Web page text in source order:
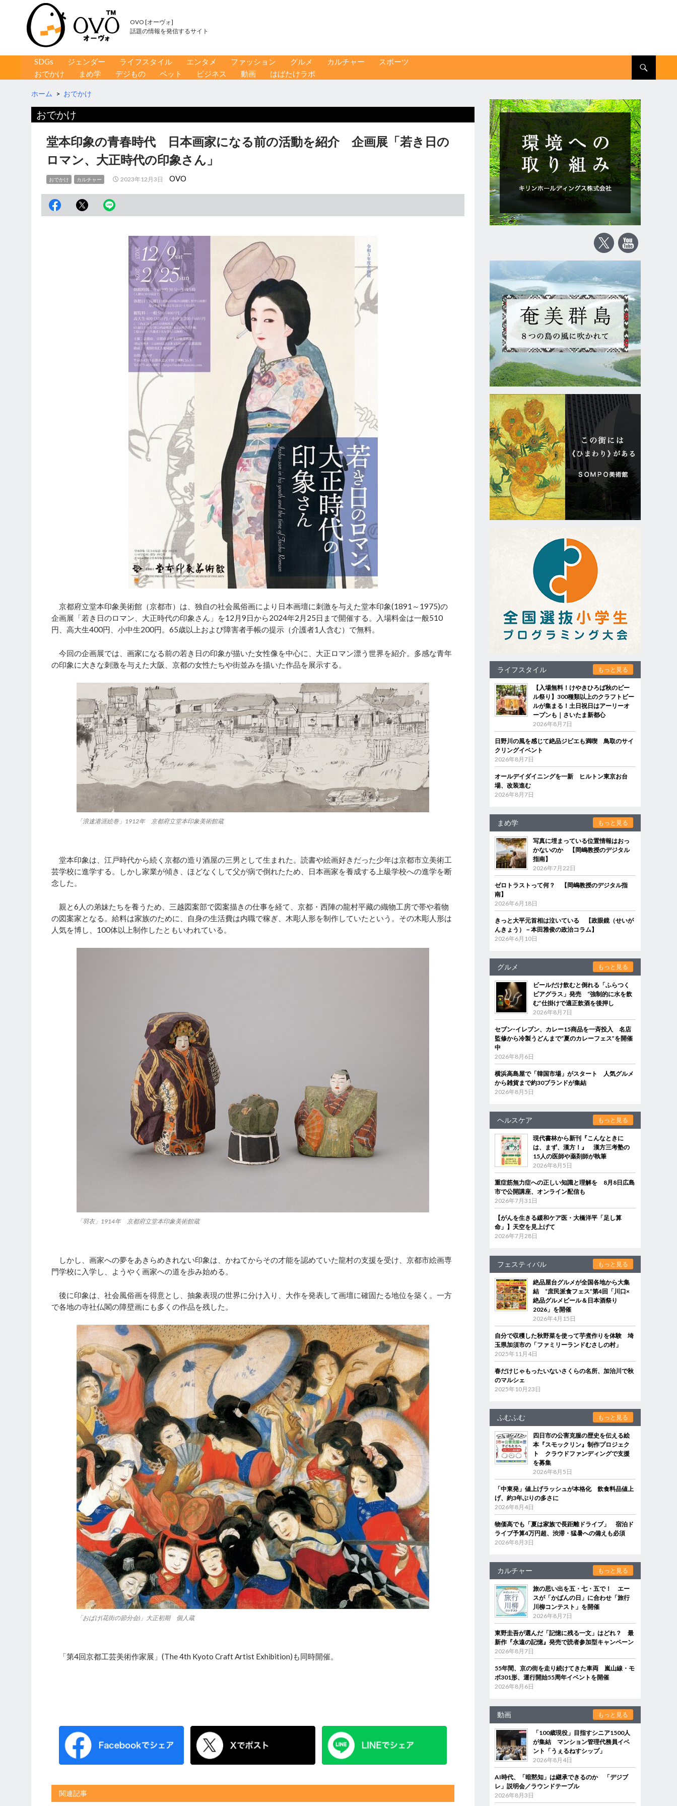
OVO [オーヴォ]
話題の情報を発信するサイト
コンテンツへ移動
SDGs ジェンダー ライフスタイル エンタメ ファッション グルメ カルチャー
スポーツ
おでかけ
まめ学 デジもの ペット ビジネス 動画 はばたけラボ
ホーム > おでかけ
おでかけ
堂本印象の青春時代 日本画家になる前の活動を紹介 企画展「若き日の
ロマン、大正時代の印象さん」
おでかけ カルチャー 2023年12月3日 OVO
京都府立堂本印象美術館（京都市）は、独自の社会風俗画により日本画壇に刺激を与えた堂本印象(1891～1975)の
企画展「若き日のロマン、大正時代の印象さん」を12月9日から2024年2月25日まで開催する。入場料金は一般510
円、高大生400円、小中生200円。65歳以上および障害者手帳の提示（介護者1人含む）で無料。
今回の企画展では、画家になる前の若き日の印象が描いた女性像を中心に、大正ロマン漂う世界を紹介。多感な青年
の印象に大きな刺激を与えた大阪、京都の女性たちや街並みを描いた作品を展示する。
「浪速港涯絵巻」1912年 京都府立堂本印象美術館蔵
堂本印象は、江戸時代から続く京都の造り酒屋の三男として生まれた。読書や絵画好きだった少年は京都市立美術工
芸学校に進学する。しかし家業が傾き、ほどなくして父が病で倒れたため、日本画家を養成する上級学校への進学を断
念した。
親と6人の弟妹たちを養うため、三越図案部で図案描きの仕事を経て、京都・西陣の龍村平藏の織物工房で帯や着物
の図案家となる。給料は家族のために、自身の生活費は内職で稼ぎ、木彫人形を制作していたという。その木彫人形は
人気を博し、100体以上制作したともいわれている。
「羽衣」1914年 京都府立堂本印象美術館蔵
しかし、画家への夢をあきらめきれない印象は、かねてからその才能を認めていた龍村の支援を受け、京都市絵画専
門学校に入学し、ようやく画家への道を歩み始める。
後に印象は、社会風俗画を得意とし、抽象表現の世界に分け入り、大作を発表して画壇に確固たる地位を築く。一方
で各地の寺社仏閣の障壁画にも多くの作品を残した。
「おばけ(花街の節分会)」大正初期 個人蔵
「第4回京都工芸美術作家展」(The 4th Kyoto Craft Artist Exhibition)も同時開催。
関連記事
ライフスタイル もっと見る
【入場無料！けやきひろば秋のビー
ル祭り】300種類以上のクラフトビー
ルが集まる！土日祝日はアーリーオ
ープンも｜さいたま新都心
2026年8月7日
日野川の風を感じて絶品ジビエも満喫 鳥取のサイ
クリングイベント
2026年8月7日
オールデイダイニングを一新 ヒルトン東京お台
場、改装進む
2026年8月7日
まめ学 もっと見る
写真に埋まっている位置情報はおっ
かないのか 【岡嶋教授のデジタル
指南】
2026年7月22日
ゼロトラストって何？ 【岡嶋教授のデジタル指
南】
2026年6月18日
きっと大平元首相は泣いている 【政眼鏡（せいが
んきょう）－本田雅俊の政治コラム】
2026年6月10日
グルメ もっと見る
ビールだけ飲むと倒れる「ふらつく
ビアグラス」発売 “強制的に水を飲
む”仕掛けで適正飲酒を後押し
2026年8月7日
セブン‐イレブン、カレー15商品を一斉投入 名店
監修から冷製うどんまで“夏のカレーフェス”を開催
中
2026年8月6日
横浜高島屋で「韓国市場」がスタート 人気グルメ
から雑貨まで約30ブランドが集結
2026年8月5日
ヘルスケア もっと見る
現代書林から新刊『こんなときに
は、まず、漢方！』 漢方三考塾の
15人の医師や薬剤師が執筆
2026年8月5日
重症筋無力症への正しい知識と理解を 8月8日広島
市で公開講座、オンライン配信も
2026年7月31日
【がんを生きる緩和ケア医・大橋洋平「足し算
命」】天空を見上げて
2026年7月28日
フェスティバル もっと見る
絶品屋台グルメが全国各地から大集
結 “庶民派食フェス”第4回「川口×
絶品グルメビール＆日本酒祭り
2026」を開催
2026年4月15日
自分で収穫した秋野菜を使って芋煮作りを体験 埼
玉県加須市の「ファミリーランドむさしの村」
2025年11月4日
春だけじゃもったいないさくらの名所、加治川で秋
のマルシェ
2025年10月23日
ふむふむ もっと見る
四日市の公害克服の歴史を伝える絵
本『スモックリン』制作プロジェク
ト クラウドファンディングで支援
を募集
2026年8月5日
「中東発」値上げラッシュが本格化 飲食料品値上
げ、約3年ぶりの多さに
2026年8月4日
物価高でも「夏は家族で長距離ドライブ」 宿泊ド
ライブ予算4万円超、渋滞・猛暑への備えも必須
2026年8月3日
カルチャー もっと見る
旅の思い出を五・七・五で！ エー
スが「かばんの日」に合わせ「旅行
川柳コンテスト」を開催
2026年8月7日
東野圭吾が選んだ「記憶に残る一文」はどれ？ 最
新作『永遠の記憶』発売で読者参加型キャンペーン
2026年8月7日
55年間、京の街を走り続けてきた車両 嵐山線・モ
ボ301形、運行開始55周年イベントを開催
2026年8月6日
動画 もっと見る
「100歳現役」目指すシニア1500人
が集結 マンション管理代務員イベ
ント「うぇるねすシップ」
2026年8月4日
AI時代、「暗黙知」は継承できるのか 「デジブ
レ」説明会／ラウンドテーブル
2026年8月3日